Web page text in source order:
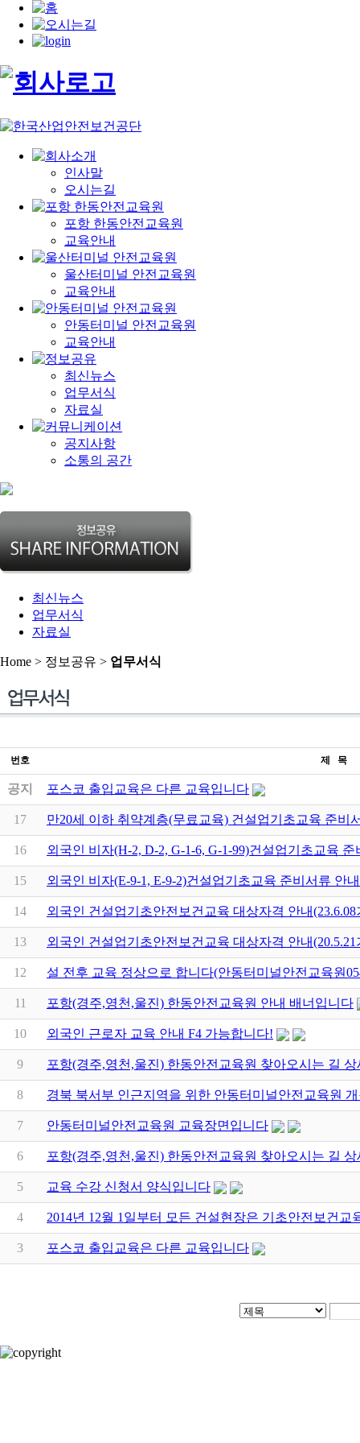
인사말
오시는길
포항 한동안전교육원
교육안내
울산터미널 안전교육원
교육안내
안동터미널 안전교육원
교육안내
최신뉴스
업무서식
자료실
공지사항
소통의 공간
최신뉴스
업무서식
자료실
Home > 정보공유 > 업무서식
번호 제 목
공지 포스코 출입교육은 다른 교육입니다
17 만20세 이하 취약계층(무료교육) 건설업기초교육 준비
16 외국인 비자(H-2, D-2, G-1-6, G-1-99)건설업기초교육
15 외국인 비자(E-9-1, E-9-2)건설업기초교육 준비서류 안내
14 외국인 건설업기초안전보건교육 대상자격 안내(23.6.08
13 외국인 건설업기초안전보건교육 대상자격 안내(20.5.21
12 설 전후 교육 정상으로 합니다(안동터미널안전교육원
11 포항(경주,영천,울진) 한동안전교육원 안내 배너입니다
10 외국인 근로자 교육 안내 F4 가능합니다!
9 포항(경주,영천,울진) 한동안전교육원 찾아오시는 길
8 경북 북서부 인근지역을 위한 안동터미널안전교육원
7 안동터미널안전교육원 교육장면입니다
6 포항(경주,영천,울진) 한동안전교육원 찾아오시는 길
5 교육 수강 신청서 양식입니다
4 2014년 12월 1일부터 모든 건설현장은 기초안전보건
3 포스코 출입교육은 다른 교육입니다